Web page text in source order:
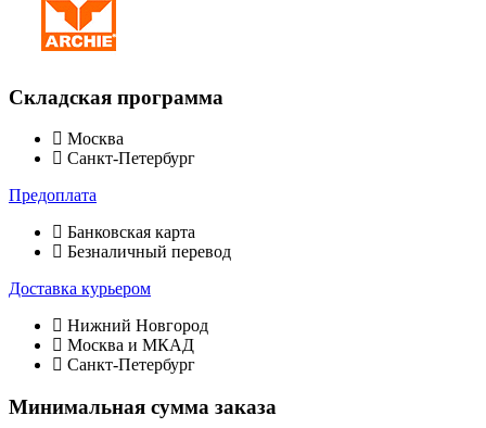
Складская программа
Москва
Санкт-Петербург
Предоплата
Банковская карта
Безналичный перевод
Доставка курьером
Нижний Новгород
Москва и МКАД
Санкт-Петербург
Минимальная сумма заказа